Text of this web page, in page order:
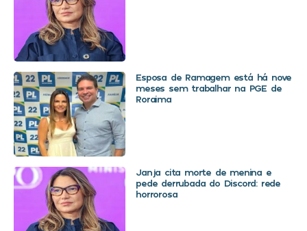
Esposa de Ramagem está há nove
meses sem trabalhar na PGE de
Roraima
Janja cita morte de menina e
pede derrubada do Discord: rede
horrorosa